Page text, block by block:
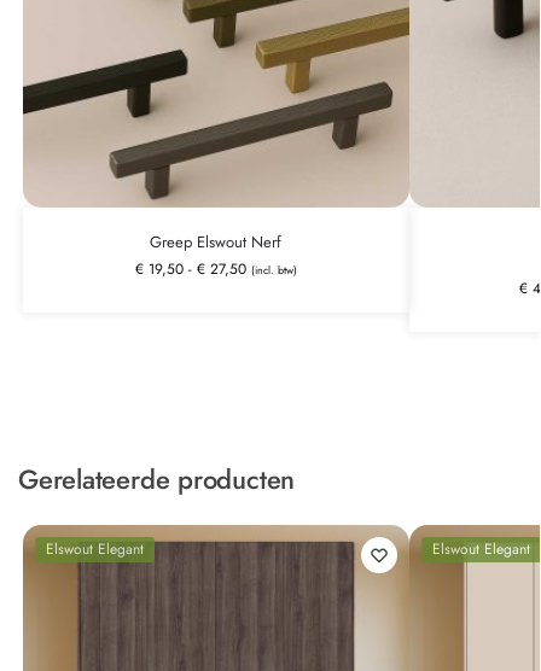
Greep Elswout Nerf
€19,50 - €27,50 (incl. btw)
€
Gerelateerde producten
Elswout Elegant Elswout Elegant